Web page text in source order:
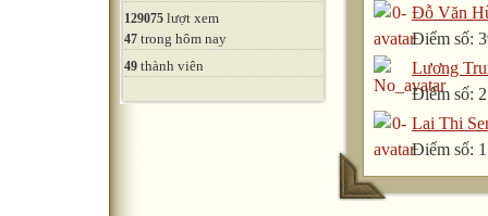
129075 lượt xem
47 trong hôm nay
49 thành viên
Đỗ Văn
Điểm số:
Lương
Điểm số:
Lai Thi
Điểm số: